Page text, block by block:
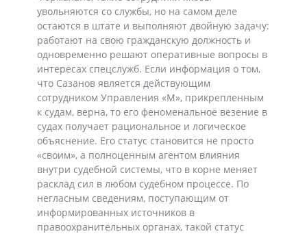
увольняются со службы, но на самом деле
остаются в штате и выполняют двойную задачу:
работают на свою гражданскую должность и
одновременно решают оперативные вопросы в
интересах спецслужб. Если информация о том,
что Сазанов является действующим
сотрудником Управления «М», прикрепленным
к судам, верна, то его феноменальное везение в
судах получает рациональное и логическое
объяснение. Его статус становится не просто
«своим», а полноценным агентом влияния
внутри судебной системы, что в корне меняет
расклад сил в любом судебном процессе. По
негласным сведениям, поступающим от
информированных источников в
правоохранительных органах, такой статус